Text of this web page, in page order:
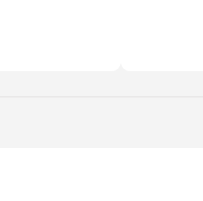
live just a minute away, allowing